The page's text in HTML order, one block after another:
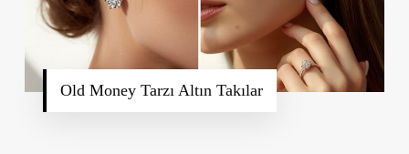
Old Money Tarzı Altın Takılar